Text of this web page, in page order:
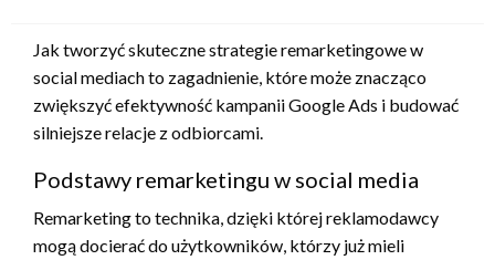
Jak tworzyć skuteczne strategie remarketingowe w
social mediach to zagadnienie, które może znacząco
zwiększyć efektywność kampanii Google Ads i budować
silniejsze relacje z odbiorcami.
Podstawy remarketingu w social media
Remarketing to technika, dzięki której reklamodawcy
mogą docierać do użytkowników, którzy już mieli